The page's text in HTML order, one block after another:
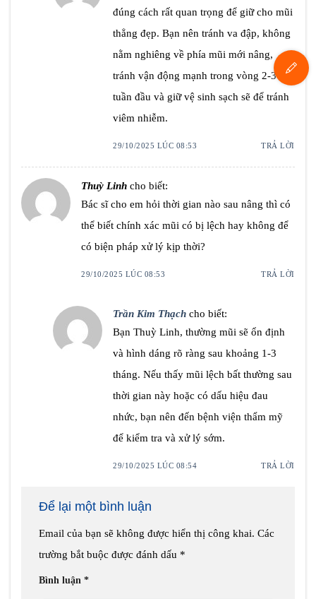
đúng cách rất quan trọng để giữ cho mũi
thẳng đẹp. Bạn nên tránh va đập, không
nằm nghiêng về phía mũi mới nâng,
tránh vận động mạnh trong vòng 2-3
tuần đầu và giữ vệ sinh sạch sẽ để tránh
viêm nhiễm.
29/10/2025 LÚC 08:53 TRẢ LỜI
Thuỳ Linh cho biết:
Bác sĩ cho em hỏi thời gian nào sau nâng thì có
thể biết chính xác mũi có bị lệch hay không để
có biện pháp xử lý kịp thời?
29/10/2025 LÚC 08:53 TRẢ LỜI
Trần Kim Thạch cho biết:
Bạn Thuỳ Linh, thường mũi sẽ ổn định
và hình dáng rõ ràng sau khoảng 1-3
tháng. Nếu thấy mũi lệch bất thường sau
thời gian này hoặc có dấu hiệu đau
nhức, bạn nên đến bệnh viện thẩm mỹ
để kiểm tra và xử lý sớm.
29/10/2025 LÚC 08:54 TRẢ LỜI
Để lại một bình luận
Email của bạn sẽ không được hiển thị công khai. Các
trường bắt buộc được đánh dấu *
Bình luận *